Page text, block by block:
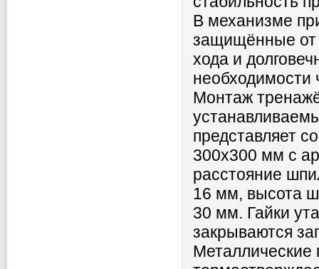
В механизме
защищённые от
хода и
необходимости
Монтаж
представляет
300х300 мм с
расстояние
16 мм, высота
30 мм. Гайки
закрываются
Металлические